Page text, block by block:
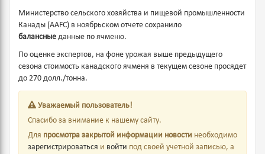
Министерство сельского хозяйства и пищевой промышленности
Канады (AAFC) в ноябрьском отчете сохранило
балансные данные по ячменю.
По оценке экспертов, на фоне урожая выше предыдущего
сезона стоимость канадского ячменя в текущем сезоне просядет
до 270 долл./тонна.
Уважаемый пользователь!
Спасибо за внимание к нашему сайту.
Для просмотра закрытой информации новости необходимо
зарегистрироваться и войти под своей учетной записью, а